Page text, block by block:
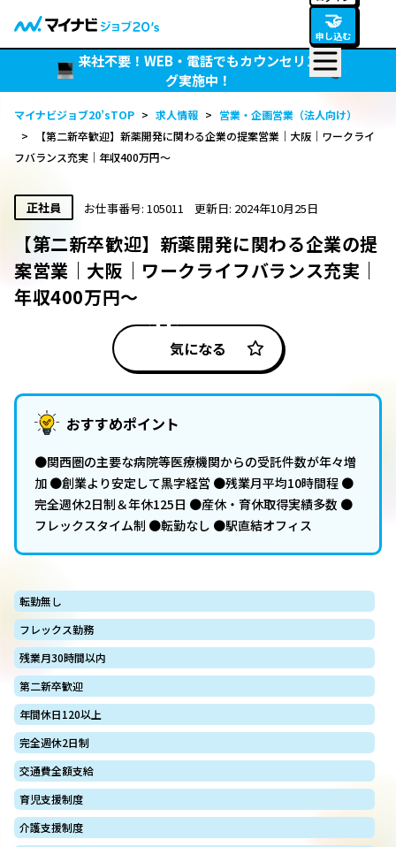
🤝
申し込む
来社不要！WEB・電話でもカウンセリン
グ実施中！
マイナビジョブ20’sTOP > 求人情報 > 営業・企画営業（法人向け）
>
【第二新卒歓迎】新薬開発に関わる企業の提案営業｜大阪｜ワークライ
フバランス充実｜年収400万円～
正社員 お仕事番号: 105011 更新日: 2024年10月25日
【第二新卒歓迎】新薬開発に関わる企業の提
案営業｜大阪｜ワークライフバランス充実｜
年収400万円～
気になる
おすすめポイント
●関西圏の主要な病院等医療機関からの受託件数が年々増
加 ●創業より安定して黒字経営 ●残業月平均10時間程 ●
完全週休2日制＆年休125日 ●産休・育休取得実績多数 ●
フレックスタイム制 ●転勤なし ●駅直結オフィス
転勤無し
フレックス勤務
残業月30時間以内
第二新卒歓迎
年間休日120以上
完全週休2日制
交通費全額支給
育児支援制度
介護支援制度